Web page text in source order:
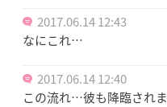
2017.06.14 12:43
なにこれ…
2017.06.14 12:40
この流れ…彼も降臨され